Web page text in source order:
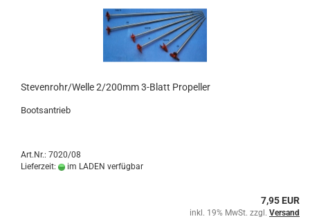
Stevenrohr/Welle 2/200mm 3-Blatt Propeller
Bootsantrieb
Art.Nr.: 7020/08
Lieferzeit:
im LADEN verfügbar
7,95 EUR
inkl. 19% MwSt. zzgl. Versand